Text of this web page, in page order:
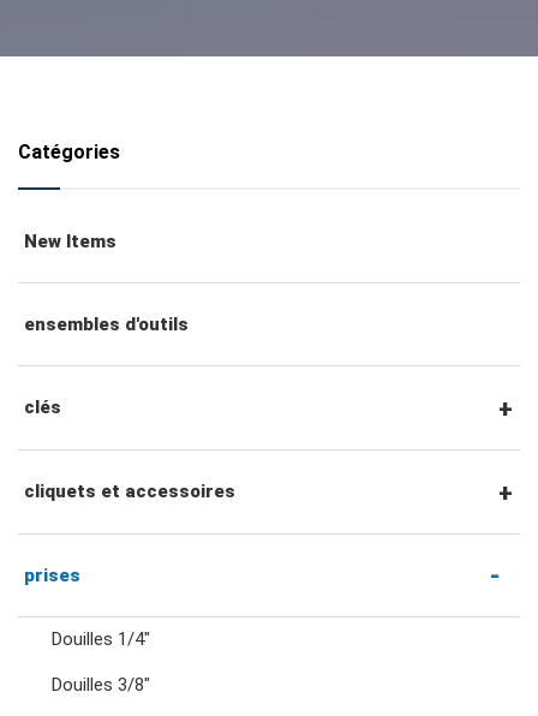
Catégories
New Items
ensembles d'outils
clés
clés mixtes
clés mixtes à cliquet
clés à double anneau
cliquets et accessoires
Cliquets et accessoires à entraînement
Cliquets et poignées à entraînement 1/4"
prises
Douilles 1/4"
Douilles 3/8"